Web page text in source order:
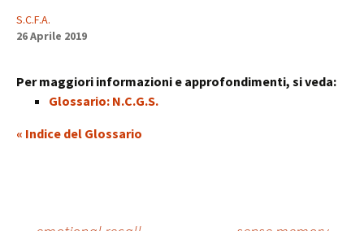
S.C.F.A.
26 Aprile 2019
Per maggiori informazioni e approfondimenti, si veda:
Glossario: N.C.G.S.
« Indice del Glossario